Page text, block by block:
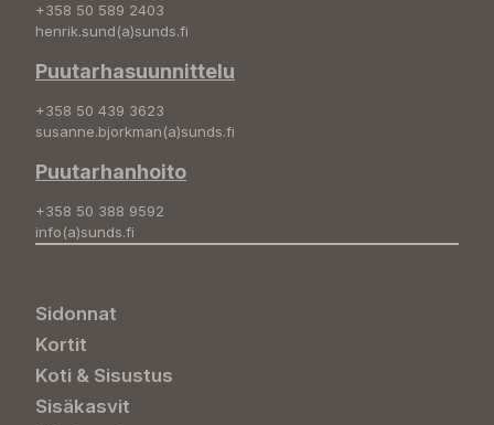
+358 50 589 2403
henrik.sund(a)sunds.fi
Puutarhasuunnittelu
+358 50 439 3623
susanne.bjorkman(a)sunds.fi
Puutarhanhoito
+358 50 388 9592
info(a)sunds.fi
Sidonnat
Kortit
Koti & Sisustus
Sisäkasvit